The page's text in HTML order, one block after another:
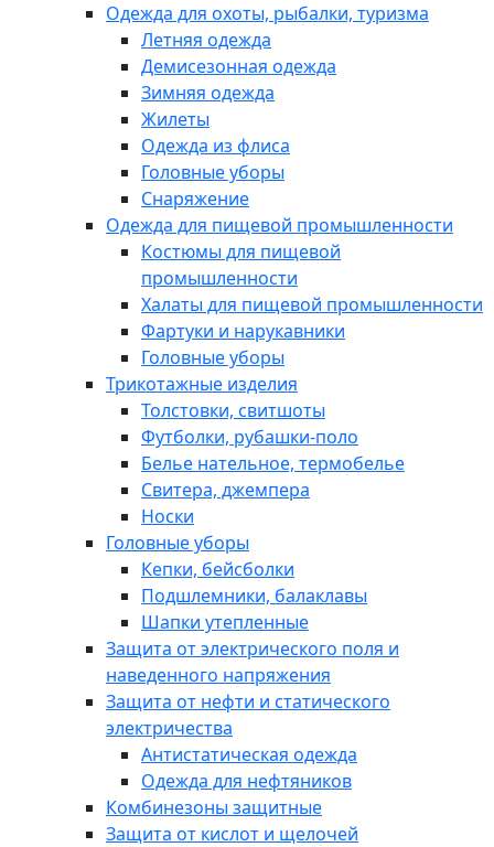
Одежда для охоты, рыбалки, туризма
Летняя одежда
Демисезонная одежда
Зимняя одежда
Жилеты
Одежда из флиса
Головные уборы
Снаряжение
Одежда для пищевой промышленности
Костюмы для пищевой
промышленности
Халаты для пищевой промышленности
Фартуки и нарукавники
Головные уборы
Трикотажные изделия
Толстовки, свитшоты
Футболки, рубашки-поло
Белье нательное, термобелье
Свитера, джемпера
Носки
Головные уборы
Кепки, бейсболки
Подшлемники, балаклавы
Шапки утепленные
Защита от электрического поля и
наведенного напряжения
Защита от нефти и статического
электричества
Антистатическая одежда
Одежда для нефтяников
Комбинезоны защитные
Защита от кислот и щелочей